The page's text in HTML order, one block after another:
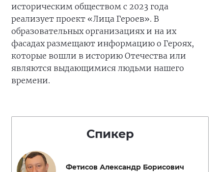
историческим обществом с 2023 года
реализует проект «Лица Героев». В
образовательных организациях и на их
фасадах размещают информацию о Героях,
которые вошли в историю Отечества или
являются выдающимися людьми нашего
времени.
Спикер
Фетисов Александр Борисович